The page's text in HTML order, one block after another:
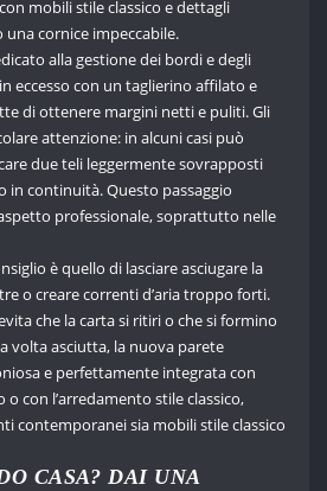
mobili stile classico e dettagli
cornice impeccabile.
alla gestione dei bordi e degli
eccesso con un taglierino affilato e
di ottenere margini netti e puliti. Gli
attenzione: in alcuni casi può
due teli leggermente sovrapposti
in continuità. Questo passaggio
professionale, soprattutto nelle
è quello di lasciare asciugare la
o creare correnti d’aria troppo forti.
che la carta si ritiri o che si formino
volta asciutta, la nuova parete
e perfettamente integrata con
con l’arredamento stile classico,
contemporanei sia mobili stile classico
CASA? DAI UNA